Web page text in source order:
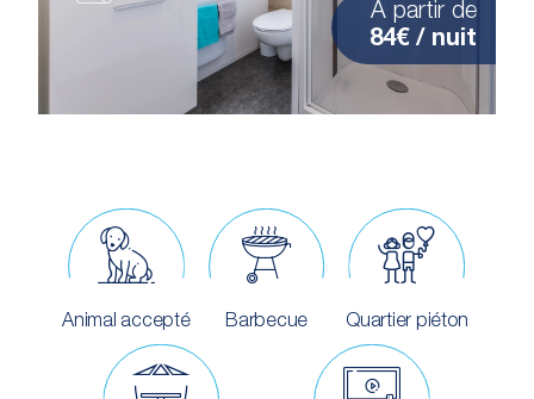
À partir de
84€ / nuit
Animal accepté Barbecue Quartier piéton